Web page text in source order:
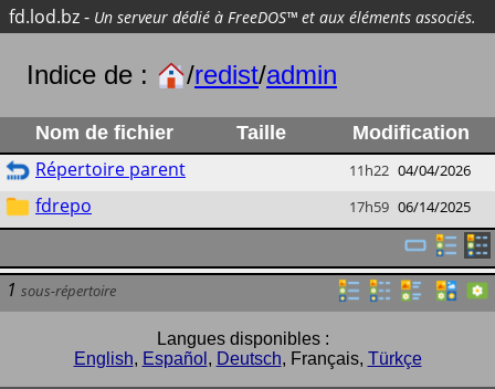
fd.lod.bz- Un serveur dédié à FreeDOS™ et aux éléments associés.
Indice de : /redist/admin
Nom de fichier Taille Modification
Répertoire parent 11h22 04/04/2026
fdrepo 17h59 06/14/2025
1 sous-répertoire
Langues disponibles :
English, Español , Deutsch, Français, Türkçe